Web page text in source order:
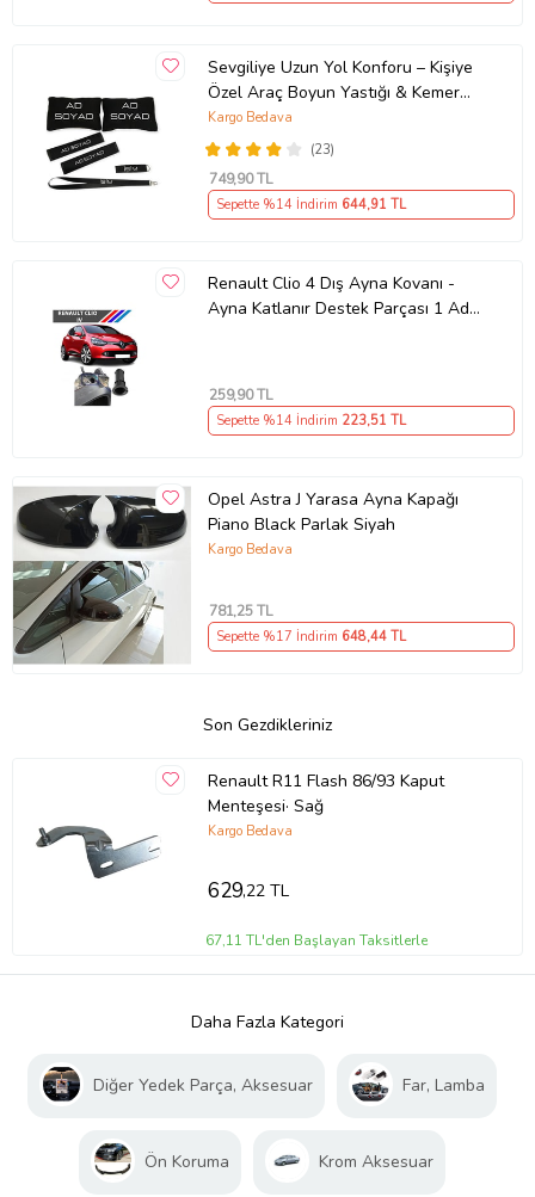
Sevgiliye Uzun Yol Konforu – Kişiye
Özel Araç Boyun Yastığı & Kemer
Pedi Hediye Seti
(23)
Kargo Bedava
749,90 TL
Sepette %14 İndirim 644,91 TL
Renault Clio 4 Dış Ayna Kovanı -
Ayna Katlanır Destek Parçası 1 Adet
259,90 TL
Sepette %14 İndirim 223,51 TL
Opel Astra J Yarasa Ayna Kapağı
Piano Black Parlak Siyah
Kargo Bedava
781,25 TL
Sepette %17 İndirim 648,44 TL
Son Gezdikleriniz
Renault R11 Flash 86/93 Kaput
Menteşesi· Sağ
Kargo Bedava
629,22 TL
67,11 TL'den Başlayan Taksitlerle
Daha Fazla Kategori
Diğer Yedek Parça, Aksesuar Far, Lamba
Ön Koruma Krom Aksesuar